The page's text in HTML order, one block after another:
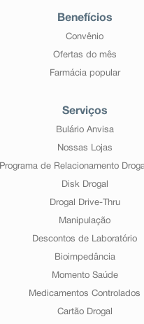
Benefícios
Convênio
Ofertas do mês
Farmácia popular
Serviços
Bulário Anvisa
Nossas Lojas
Programa de Relacionamento
Disk Drogal
Drogal Drive-Thru
Manipulação
Descontos de Laboratório
Bioimpedância
Momento Saúde
Medicamentos Controlados
Cartão Drogal